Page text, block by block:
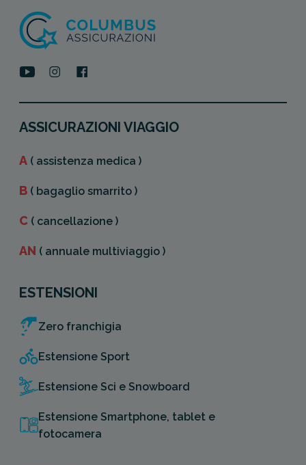
ASSICURAZIONI VIAGGIO
A ( assistenza medica )
B ( bagaglio smarrito )
C ( cancellazione )
AN ( annuale multiviaggio )
ESTENSIONI
Zero franchigia
Estensione Sport
Estensione Sci e Snowboard
Estensione Smartphone, tablet e
fotocamera